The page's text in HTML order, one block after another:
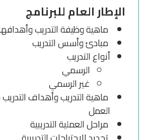
الإطار العام للبرنامج
ماهية وظيفة التدريب
مبادئ وأسس التدريب
أنواع التدريب
الرسمي
غير الرسمي
ماهية التدريب وأهداف
العمل
مراحل العملية التدريبية